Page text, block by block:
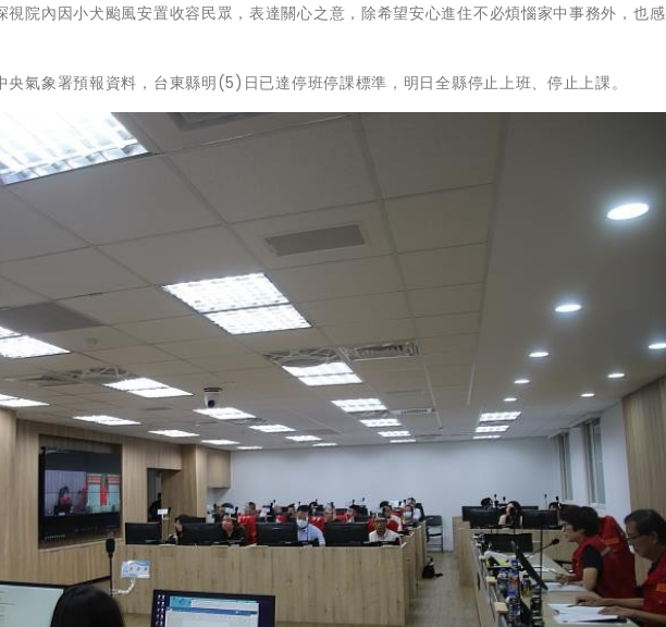
院內因小犬颱風安置收容民眾，表達關心之意，除希望安心進住不必煩惱家中事務外，也感
央氣象署預報資料，台東縣明(5)日已達停班停課標準，明日全縣停止上班、停止上課。